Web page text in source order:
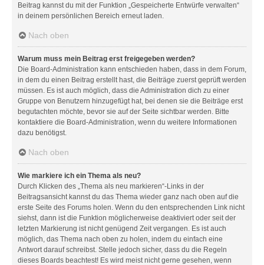
Beitrag kannst du mit der Funktion „Gespeicherte Entwürfe verwalten“
in deinem persönlichen Bereich erneut laden.
Nach oben
Warum muss mein Beitrag erst freigegeben werden?
Die Board-Administration kann entschieden haben, dass in dem Forum,
in dem du einen Beitrag erstellt hast, die Beiträge zuerst geprüft werden
müssen. Es ist auch möglich, dass die Administration dich zu einer
Gruppe von Benutzern hinzugefügt hat, bei denen sie die Beiträge erst
begutachten möchte, bevor sie auf der Seite sichtbar werden. Bitte
kontaktiere die Board-Administration, wenn du weitere Informationen
dazu benötigst.
Nach oben
Wie markiere ich ein Thema als neu?
Durch Klicken des „Thema als neu markieren“-Links in der
Beitragsansicht kannst du das Thema wieder ganz nach oben auf die
erste Seite des Forums holen. Wenn du den entsprechenden Link nicht
siehst, dann ist die Funktion möglicherweise deaktiviert oder seit der
letzten Markierung ist nicht genügend Zeit vergangen. Es ist auch
möglich, das Thema nach oben zu holen, indem du einfach eine
Antwort darauf schreibst. Stelle jedoch sicher, dass du die Regeln
dieses Boards beachtest! Es wird meist nicht gerne gesehen, wenn